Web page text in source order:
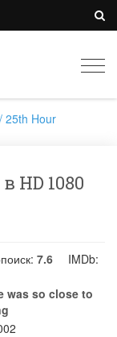
25th Hour
HD 1080
7.6
IMDb:
was so close to